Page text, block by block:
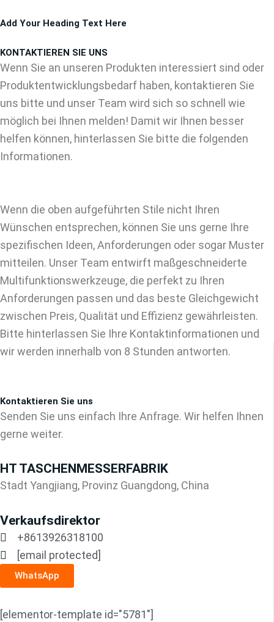
Inhalt
Add Your Heading Text Here
KONTAKTIEREN SIE UNS
Wenn Sie an unseren Produkten interessiert sind oder
Produktentwicklungsbedarf haben, kontaktieren Sie
uns bitte und unser Team wird sich so schnell wie
möglich bei Ihnen melden! Damit wir Ihnen besser
helfen können, hinterlassen Sie bitte die folgenden
Informationen.
Wenn die oben aufgeführten Stile nicht Ihren
Wünschen entsprechen, können Sie uns gerne Ihre
spezifischen Ideen, Anforderungen oder sogar Muster
mitteilen. Unser Team entwirft maßgeschneiderte
Multifunktionswerkzeuge, die perfekt zu Ihren
Anforderungen passen und das beste Gleichgewicht
zwischen Preis, Qualität und Effizienz gewährleisten.
Bitte hinterlassen Sie Ihre Kontaktinformationen und
wir werden innerhalb von 8 Stunden antworten.
Kontaktieren Sie uns
Senden Sie uns einfach Ihre Anfrage. Wir helfen Ihnen
gerne weiter.
HT TASCHENMESSERFABRIK
Stadt Yangjiang, Provinz Guangdong, China
Verkaufsdirektor
+8613926318100
[email protected]
WhatsApp
[elementor-template id="5781"]